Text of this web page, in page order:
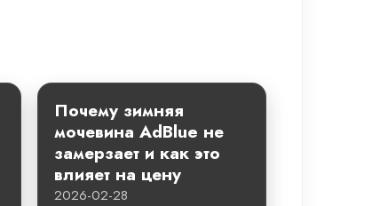
Почему зимняя
мочевина AdBlue не
замерзает и как это
влияет на цену
2026-02-28